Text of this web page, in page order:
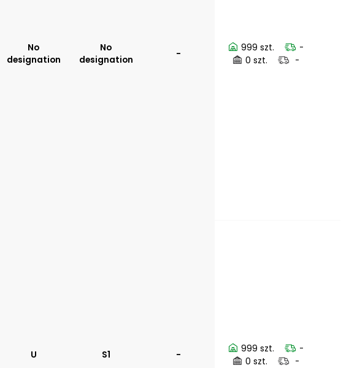
No
designation
No
designation
-
999 szt.
-
0 szt.
-
U S1 -
999 szt.
-
0 szt.
-